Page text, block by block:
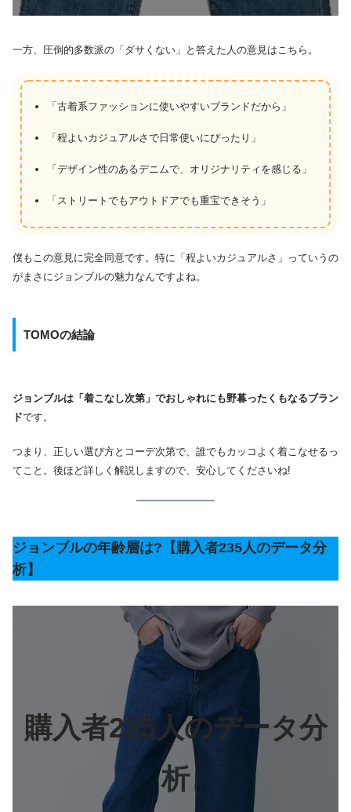
一方、圧倒的多数派の「ダサくない」と答えた人の意見はこちら。
「古着系ファッションに使いやすいブランドだから」
「程よいカジュアルさで日常使いにぴったり」
「デザイン性のあるデニムで、オリジナリティを感じる」
「ストリートでもアウトドアでも重宝できそう」
僕もこの意見に完全同意です。特に「程よいカジュアルさ」っていうの
がまさにジョンブルの魅力なんですよね。
TOMOの結論
ジョンブルは「着こなし次第」でおしゃれにも野暮ったくもなるブラン
ドです。
つまり、正しい選び方とコーデ次第で、誰でもカッコよく着こなせるっ
てこと。後ほど詳しく解説しますので、安心してくださいね!
ジョンブルの年齢層は?【購入者235人のデータ分
析】
購入者235人のデータ分
析